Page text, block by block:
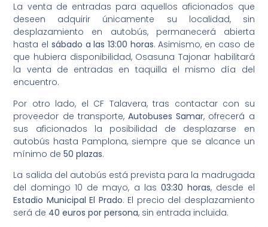
La venta de entradas para aquellos aficionados que
deseen adquirir únicamente su localidad, sin
desplazamiento en autobús, permanecerá abierta
hasta el sábado a las 13:00 horas. Asimismo, en caso de
que hubiera disponibilidad, Osasuna Tajonar habilitará
la venta de entradas en taquilla el mismo día del
encuentro.
Por otro lado, el CF Talavera, tras contactar con su
proveedor de transporte, Autobuses Samar, ofrecerá a
sus aficionados la posibilidad de desplazarse en
autobús hasta Pamplona, siempre que se alcance un
mínimo de50 plazas.
La salida del autobús está prevista para la madrugada
del domingo 10 de mayo, a las 03:30 horas, desde el
Estadio Municipal El Prado. El precio del desplazamiento
será de 40 euros por persona, sin entrada incluida.